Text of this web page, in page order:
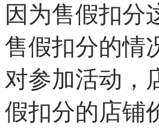
因为售假扣分
售假扣分的情
对参加活动，
假扣分的店铺